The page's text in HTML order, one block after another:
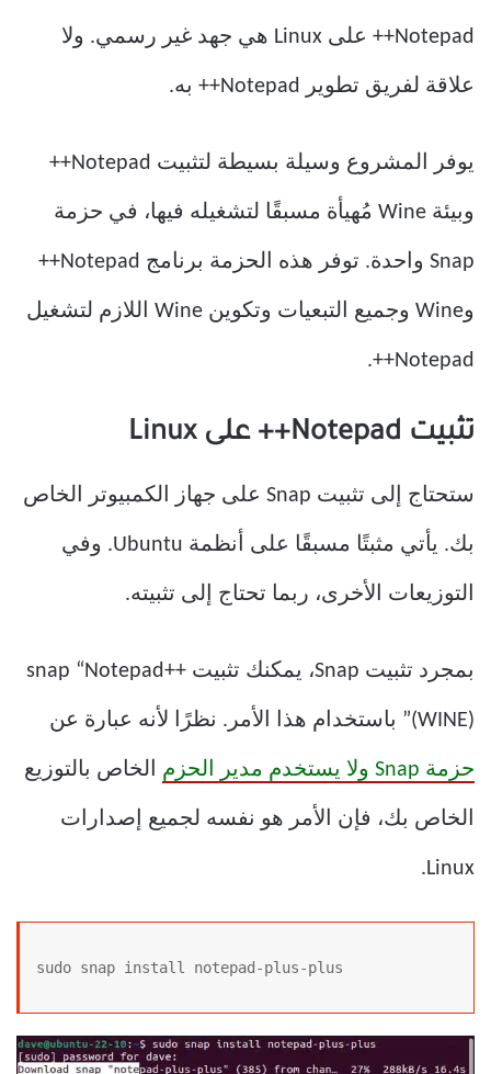
Notepad++ على Linux هي جهد غير رسمي. ولا
علاقة لفريق تطوير Notepad++ به.
يوفر المشروع وسيلة بسيطة لتثبيت Notepad++
وبيئة Wine مُهيأة مسبقًا لتشغيله فيها، في حزمة
Snap واحدة. توفر هذه الحزمة برنامج Notepad++
وWine وجميع التبعيات وتكوين Wine اللازم لتشغيل
Notepad++.
تثبيت Notepad++ على Linux
ستحتاج إلى تثبيت Snap على جهاز الكمبيوتر الخاص
بك. يأتي مثبتًا مسبقًا على أنظمة Ubuntu. وفي
التوزيعات الأخرى، ربما تحتاج إلى تثبيته.
بمجرد تثبيت Snap، يمكنك تثبيت snap “Notepad++
(WINE)” باستخدام هذا الأمر. نظرًا لأنه عبارة عن
حزمة Snap ولا يستخدم مدير الحزم الخاص بالتوزيع
الخاص بك، فإن الأمر هو نفسه لجميع إصدارات
Linux.
sudo snap install notepad-plus-plus